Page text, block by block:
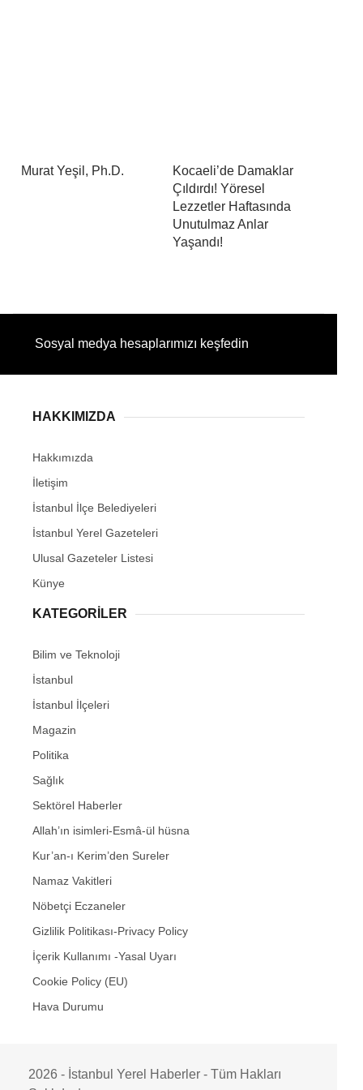
Murat Yeşil, Ph.D.
Kocaeli’de Damaklar
Çıldırdı! Yöresel
Lezzetler Haftasında
Unutulmaz Anlar
Yaşandı!
Sosyal medya hesaplarımızı keşfedin
HAKKIMIZDA
Hakkımızda
İletişim
İstanbul İlçe Belediyeleri
İstanbul Yerel Gazeteleri
Ulusal Gazeteler Listesi
Künye
KATEGORİLER
Bilim ve Teknoloji
İstanbul
İstanbul İlçeleri
Magazin
Politika
Sağlık
Sektörel Haberler
Allah’ın isimleri-Esmâ-ül hüsna
Kur’an-ı Kerim’den Sureler
Namaz Vakitleri
Nöbetçi Eczaneler
Gizlilik Politikası-Privacy Policy
İçerik Kullanımı -Yasal Uyarı
Cookie Policy (EU)
Hava Durumu
2026 - İstanbul Yerel Haberler - Tüm Hakları